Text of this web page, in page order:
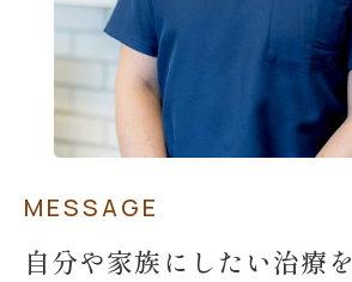
MESSAGE
自分や家族にしたい治療を